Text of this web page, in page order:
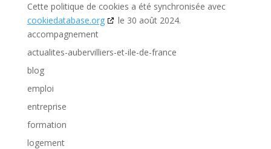
Cette politique de cookies a été synchronisée avec
cookiedatabase.org
le 30 août 2024.
accompagnement
actualites-aubervilliers-et-ile-de-france
blog
emploi
entreprise
formation
logement